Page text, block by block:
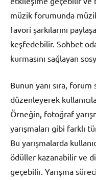
müzik forumunda
favori şarkılarını
keşfedebilir. Sohbet
kurmasını sağlayan
Bunun yanı sıra,
düzenleyerek
Örneğin, fotoğraf
yarışmaları gibi farklı
Bu yarışmalarda
ödüller kazanabilir ve
geçebilir. Yarışma